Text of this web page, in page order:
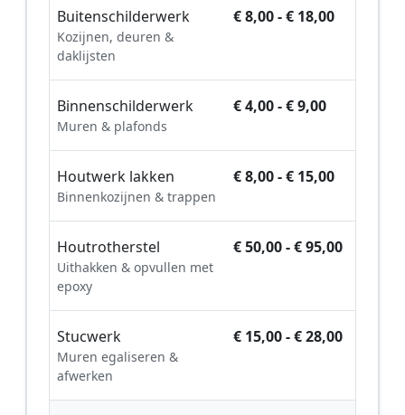
Buitenschilderwerk
Kozijnen, deuren &
daklijsten
€ 8,00 - € 18,00
Binnenschilderwerk
Muren & plafonds
€ 4,00 - € 9,00
Houtwerk lakken
Binnenkozijnen & trappen
€ 8,00 - € 15,00
Houtrotherstel
Uithakken & opvullen met
epoxy
€ 50,00 - € 95,00
Stucwerk
Muren egaliseren &
afwerken
€ 15,00 - € 28,00